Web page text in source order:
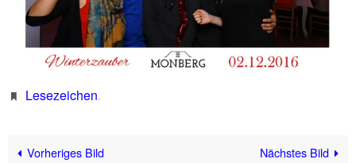
Lesezeichen.
Vorheriges Bild Nächstes Bild